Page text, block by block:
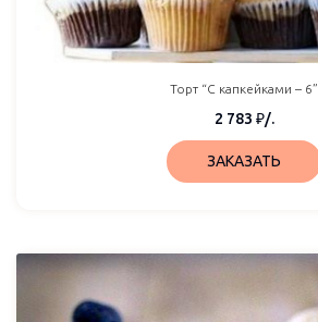
Торт “С капкейками – 6”
2 783 ₽/.
ЗАКАЗАТЬ